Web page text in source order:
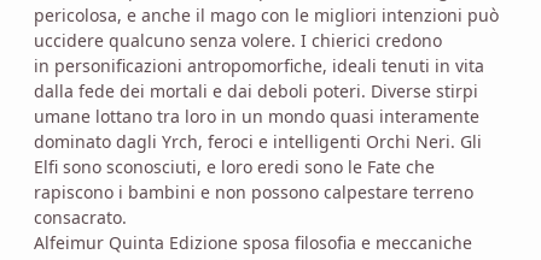
pericolosa, e anche il mago con le migliori intenzioni può
uccidere qualcuno senza volere. I chierici credono
in personificazioni antropomorfiche, ideali tenuti in vita
dalla fede dei mortali e dai deboli poteri. Diverse stirpi
umane lottano tra loro in un mondo quasi interamente
dominato dagli Yrch, feroci e intelligenti Orchi Neri. Gli
Elfi sono sconosciuti, e loro eredi sono le Fate che
rapiscono i bambini e non possono calpestare terreno
consacrato.
Alfeimur Quinta Edizione sposa filosofia e meccaniche